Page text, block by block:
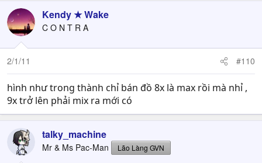
Kendy ★ Wake
C O N T R A
2/1/11 #110
hình như trong thành chỉ bán đồ 8x là max rồi mà nhỉ ,
9x trở lên phải mix ra mới có
talky_machine
Mr & Ms Pac-Man Lão Làng GVN